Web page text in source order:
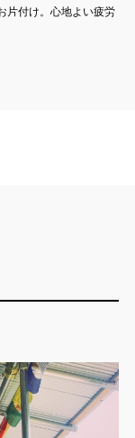
片付け。心地よい疲労